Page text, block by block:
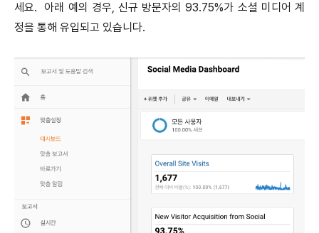
세요. 아래 예의 경우, 신규 방문자의 93.75%가 소셜 미디어 계
정을 통해 유입되고 있습니다.